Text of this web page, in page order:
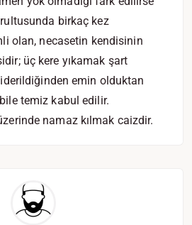
birkaç kez
olan, necasetin kendisinin
üç kere yıkamak şart
emin olduktan
temiz kabul edilir.
namaz kılmak caizdir.